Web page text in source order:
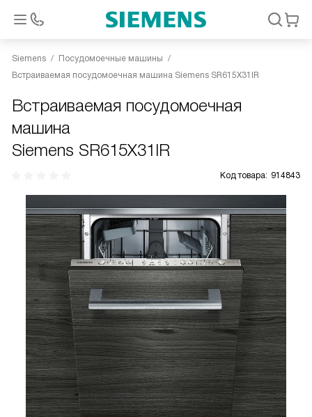
Siemens
Посудомоечные машины
Встраиваемая посудомоечная машина Siemens SR615X31IR
Встраиваемая посудомоечная
машина
Siemens SR615X31IR
Код товара: 914843